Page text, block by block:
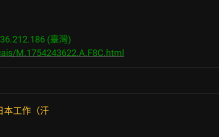
(臺灣)
M.1754243622.A.F8C.html
本工作（汗